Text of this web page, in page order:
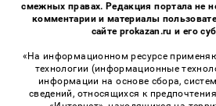
смежных правах. Редакция портала не
комментарии и материалы
сайте prokazan.ru и его
«На информационном ресурсе
технологии (информационные
информации на основе сбора,
сведений, относящихся к